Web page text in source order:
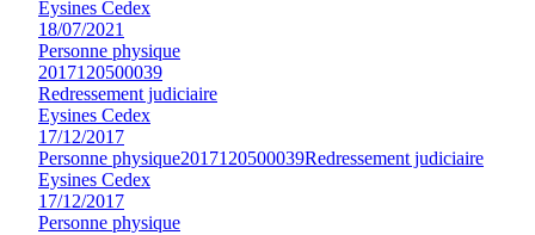
Eysines Cedex
18/07/2021
Personne physique
2017120500039
Redressement judiciaire
Eysines Cedex
17/12/2017
Personne physique2017120500039Redressement judiciaire
Eysines Cedex
17/12/2017
Personne physique